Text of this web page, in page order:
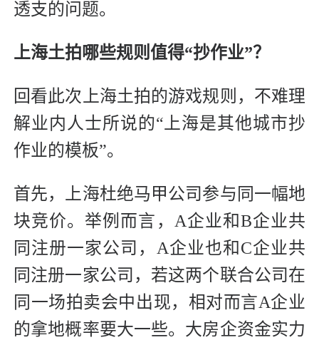
透支的问题。
上海土拍哪些规则值得“抄作业”？
回看此次上海土拍的游戏规则，不难理
解业内人士所说的“上海是其他城市抄
作业的模板”。
首先，上海杜绝马甲公司参与同一幅地
块竞价。举例而言，A企业和B企业共
同注册一家公司，A企业也和C企业共
同注册一家公司，若这两个联合公司在
同一场拍卖会中出现，相对而言A企业
的拿地概率要大一些。大房企资金实力